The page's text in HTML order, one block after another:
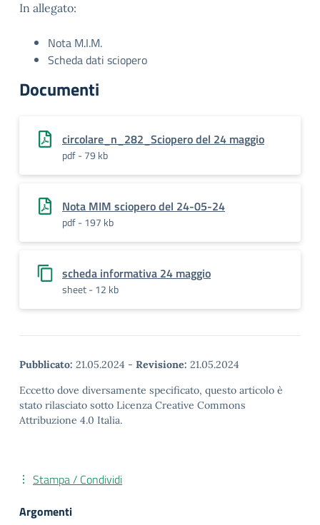
In allegato:
Nota M.I.M.
Scheda dati sciopero
Documenti
circolare_n_282_Sciopero del 24 maggio
pdf - 79 kb
Nota MIM sciopero del 24-05-24
pdf - 197 kb
scheda informativa 24 maggio
sheet - 12 kb
Pubblicato: 21.05.2024 - Revisione: 21.05.2024
Eccetto dove diversamente specificato, questo articolo è
stato rilasciato sotto Licenza Creative Commons
Attribuzione 4.0 Italia.
Stampa / Condividi
Argomenti